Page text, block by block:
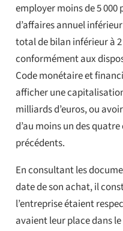
employer moins de 5
d’affaires annuel
total de bilan inférieur à
conformément aux
Code monétaire et
afficher une
milliards d’euros, ou
d’au moins un des
précédents.
En consultant les
date de son achat, il
l’entreprise étaient
avaient leur place dans